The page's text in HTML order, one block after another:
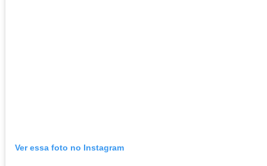
Ver essa foto no Instagram